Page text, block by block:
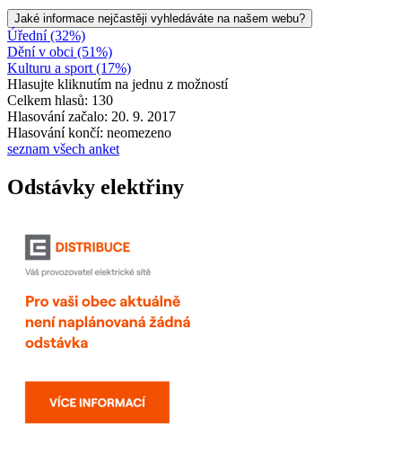
Jaké informace nejčastěji vyhledáváte na našem webu?
Úřední (32%)
Dění v obci (51%)
Kulturu a sport (17%)
Hlasujte kliknutím na jednu z možností
Celkem hlasů: 130
Hlasování začalo: 20. 9. 2017
Hlasování končí: neomezeno
seznam všech anket
Odstávky elektřiny